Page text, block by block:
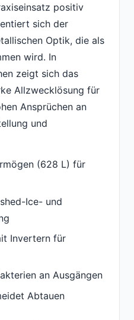
positiv
sich der
Optik, die als
wird. In
zeigt sich das
Allzwecklösung für
Ansprüchen an
und
(628 L) für
Ice- und
Invertern für
an Ausgängen
Abtauen